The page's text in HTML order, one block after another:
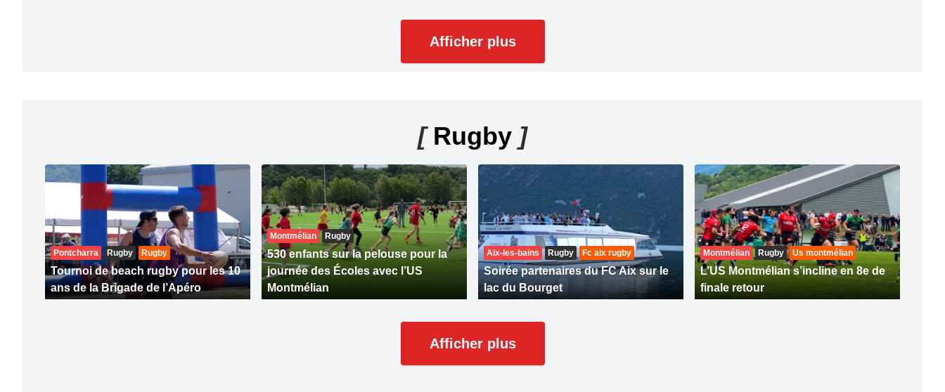
Afficher plus
[Rugby ]
Pontcharra Rugby Rugby
Tournoi de beach rugby pour les 10
ans de la Brigade de l’Apéro
Montmélian Rugby
530 enfants sur la pelouse pour la
journée des Écoles avec l’US
Montmélian
Aix-les-bains Rugby Fc aix rugby
Soirée partenaires du FC Aix sur le
lac du Bourget
Montmélian Rugby Us montmélian
L’US Montmélian s’incline en 8e de
finale retour
Afficher plus